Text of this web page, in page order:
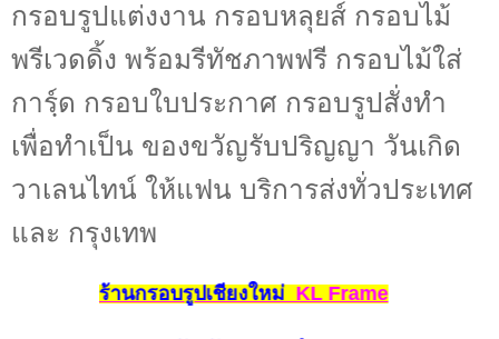
กรอบรูปแต่งงาน กรอบหลุยส์ กรอบไม้
พรีเวดดิ้ง พร้อมรีทัชภาพฟรี กรอบไม้ใส่
การฺ์ด กรอบใบประกาศ กรอบรูปสั่งทำ
เพื่อทำเป็น ของขวัญรับปริญญา วันเกิด
วาเลนไทน์ ให้แฟน บริการส่งทั่วประเทศ
และ กรุงเทพ
ร้านกรอบรูปเชียงใหม่ KL Frame